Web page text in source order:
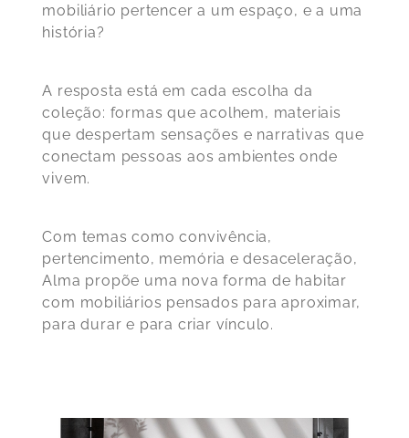
mobiliário pertencer a um espaço, e a uma
história?
A resposta está em cada escolha da
coleção: formas que acolhem, materiais
que despertam sensações e narrativas que
conectam pessoas aos ambientes onde
vivem.
Com temas como convivência,
pertencimento, memória e desaceleração,
Alma propõe uma nova forma de habitar
com mobiliários pensados para aproximar,
para durar e para criar vínculo.